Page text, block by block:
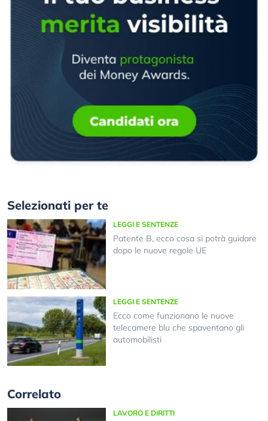
Selezionati per te
LEGGI E SENTENZE
Patente B, ecco cosa si potrà guidare
dopo le nuove regole UE
LEGGI E SENTENZE
Ecco come funzionano le nuove
telecamere blu che spaventano gli
automobilisti
Correlato
LAVORO E DIRITTI